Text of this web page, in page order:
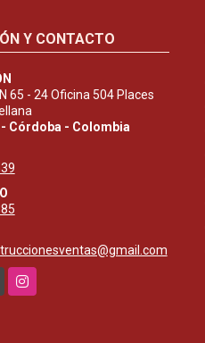
Y CONTACTO
65 - 24 Oficina 504 Places
Córdoba - Colombia
Instagram